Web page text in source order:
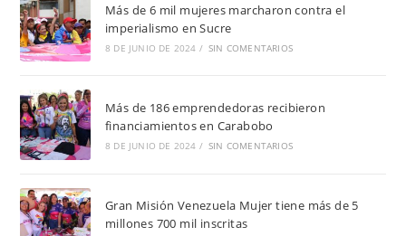
Más de 6 mil mujeres marcharon contra el
imperialismo en Sucre
8 DE JUNIO DE 2024 / SIN COMENTARIOS
Más de 186 emprendedoras recibieron
financiamientos en Carabobo
8 DE JUNIO DE 2024 / SIN COMENTARIOS
Gran Misión Venezuela Mujer tiene más de 5
millones 700 mil inscritas